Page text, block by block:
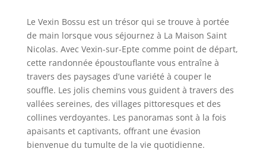
Le Vexin Bossu est un trésor qui se trouve à portée
de main lorsque vous séjournez à La Maison Saint
Nicolas. Avec Vexin-sur-Epte comme point de départ,
cette randonnée époustouflante vous entraîne à
travers des paysages d’une variété à couper le
souffle. Les jolis chemins vous guident à travers des
vallées sereines, des villages pittoresques et des
collines verdoyantes. Les panoramas sont à la fois
apaisants et captivants, offrant une évasion
bienvenue du tumulte de la vie quotidienne.